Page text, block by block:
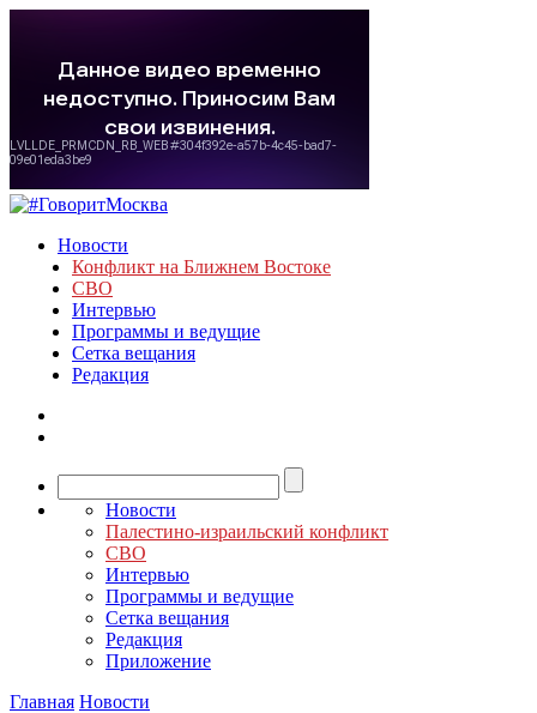
Новости
Конфликт на Ближнем Востоке
СВО
Интервью
Программы и ведущие
Сетка вещания
Редакция
Новости
Палестино-израильский конфликт
СВО
Интервью
Программы и ведущие
Сетка вещания
Редакция
Приложение
Главная Новости